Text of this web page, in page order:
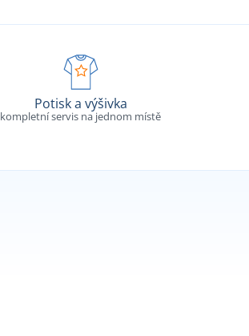
Potisk a výšivka
kompletní servis na jednom místě